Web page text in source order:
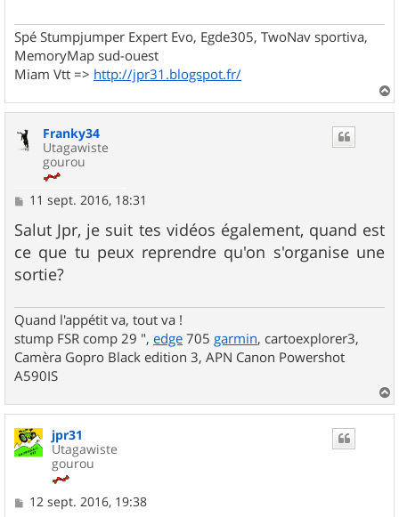
Spé Stumpjumper Expert Evo, Egde305, TwoNav sportiva,
MemoryMap sud-ouest
Miam Vtt => http://jpr31.blogspot.fr/
a
Franky34
Utagawiste
gourou
M
s
s
a
g
e
11 sept. 2016, 18:31
Salut Jpr, je suit tes vidéos également, quand est
ce que tu peux reprendre qu'on s'organise une
sortie?
Quand l'appétit va, tout va !
stump FSR comp 29 ", edge 705 garmin, cartoexplorer3,
Camèra Gopro Black edition 3, APN Canon Powershot
A590IS
a
jpr31
Utagawiste
gourou
M12 sept. 2016, 19:38